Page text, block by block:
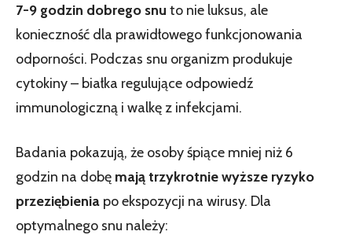
7-9 godzin dobrego snu to nie luksus, ale
konieczność dla prawidłowego funkcjonowania
odporności. Podczas snu organizm produkuje
cytokiny – białka regulujące odpowiedź
immunologiczną i walkę z infekcjami.
Badania pokazują, że osoby śpiące mniej niż 6
godzin na dobę mają trzykrotnie wyższe ryzyko
przeziębienia po ekspozycji na wirusy. Dla
optymalnego snu należy: